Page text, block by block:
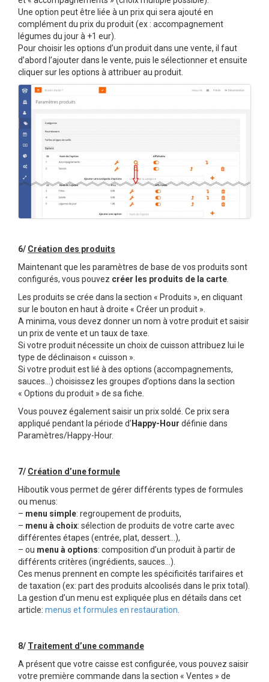
Une option peut être liée à un prix qui sera ajouté en
complément du prix du produit (ex : accompagnement
légumes du jour à +1 eur).
Pour choisir les options d’un produit dans une vente, il faut
d’abord l’ajouter dans le vente, puis le sélectionner et ensuite
cliquer sur les options à attribuer au produit.
6/ Création des produits
Maintenant que les paramètres de base de vos produits sont
configurés, vous pouvez créer les produits de la carte.
Les produits se crée dans la section « Produits », en cliquant
sur le bouton en haut à droite « Créer un produit ».
A minima, vous devez donner un nom à votre produit et saisir
un prix de vente et un taux de taxe.
Si votre produit nécessite un choix de cuisson attribuez lui le
type de déclinaison « cuisson ».
Si votre produit est lié à des options (accompagnements,
sauces…) choisissez les groupes d’options dans la section
« Options du produit » de sa fiche.
Vous pouvez également saisir un prix soldé. Ce prix sera
appliqué pendant la période d’ Happy-Hour définie dans
Paramètres/Happy-Hour.
7/ Création d’une formule
Hiboutik vous permet de gérer différents types de formules
ou menus:
– menu simple: regroupement de produits,
– menu à choix: sélection de produits de votre carte avec
différentes étapes (entrée, plat, dessert…),
– ou menu à options: composition d’un produit à partir de
différents critères (ingrédients, sauces…).
Ces menus prennent en compte les spécificités tarifaires et
de taxation (ex: part des produits alcoolisés dans le prix total).
La gestion d’un menu est expliquée plus en détails dans cet
article: menus et formules en restauration.
8/ Traitement d’une commande
A présent que votre caisse est configurée, vous pouvez saisir
votre première commande dans la section « Ventes » de